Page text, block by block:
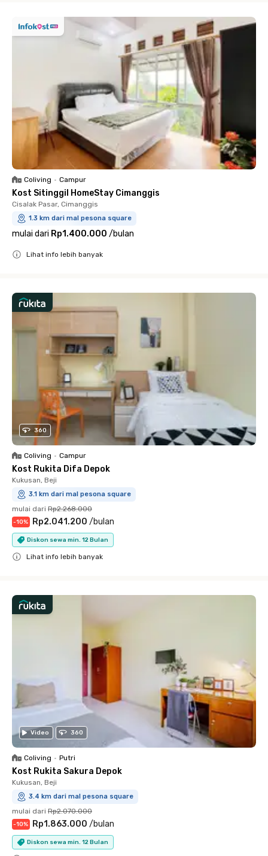
Coliving • Campur
Kost Sitinggil HomeStay Cimanggis
Cisalak Pasar, Cimanggis
1.3 km dari mal pesona square
mulai dari Rp1.400.000 /bulan
Lihat info lebih banyak
360
Coliving • Campur
Kost Rukita Difa Depok
Kukusan, Beji
3.1 km dari mal pesona square
mulai dari Rp2.268.000
-10% Rp2.041.200 /bulan
Diskon sewa min. 12 Bulan
Lihat info lebih banyak
Video 360
Coliving • Putri
Kost Rukita Sakura Depok
Kukusan, Beji
3.4 km dari mal pesona square
mulai dari Rp2.070.000
-10% Rp1.863.000 /bulan
Diskon sewa min. 12 Bulan